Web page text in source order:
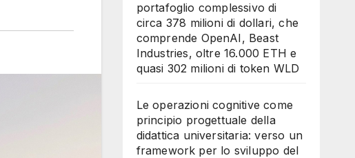
portafoglio complessivo di
circa 378 milioni di dollari, che
comprende OpenAI, Beast
Industries, oltre 16.000 ETH e
quasi 302 milioni di token WLD
Le operazioni cognitive come
principio progettuale della
didattica universitaria: verso un
framework per lo sviluppo del